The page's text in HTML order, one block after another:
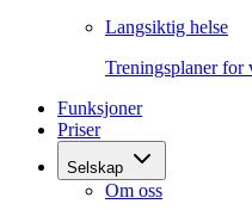
Langsiktig helse
Treningsplaner for
Funksjoner
Priser
Selskap
Om oss